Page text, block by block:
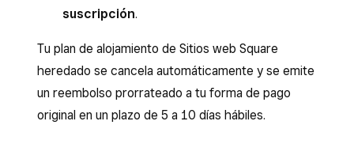
suscripción.
Tu plan de alojamiento de Sitios web Square
heredado se cancela automáticamente y se emite
un reembolso prorrateado a tu forma de pago
original en un plazo de 5 a 10 días hábiles.